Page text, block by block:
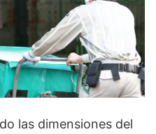
las dimensiones del